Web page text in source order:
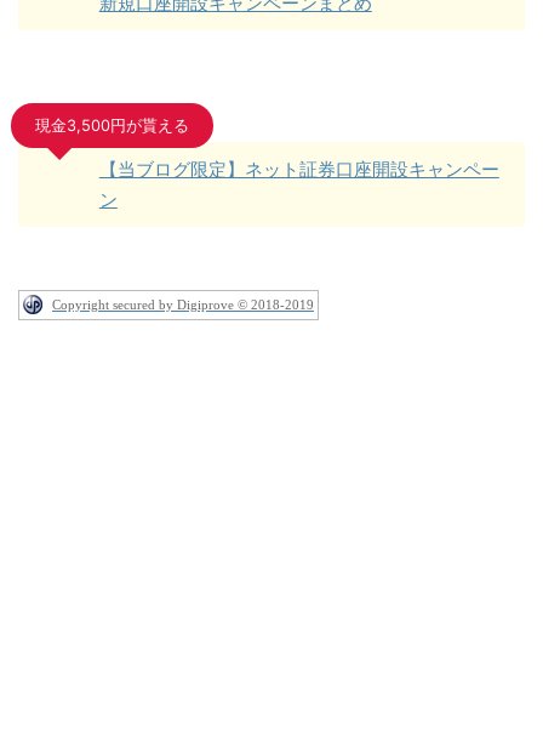
現金3,500円が貰える
【当ブログ限定】ネット証券口座開設キャンペー
ン
Copyright secured by Digiprove © 2018-2019